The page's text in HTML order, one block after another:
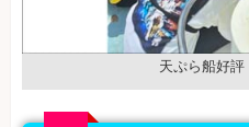
天ぷら船好評